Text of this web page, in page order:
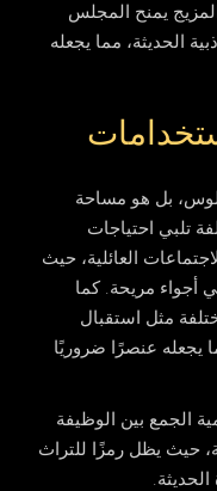
المزيج يمنح المجلس
الحديثة، مما يجعله
بل هو مساحة
تلبي احتياجات
العائلية، حيث
أجواء مريحة. كما
مثل استقبال
يجعله عنصرًا ضروريًا
الجمع بين الوظيفة
حيث يظل رمزًا للتراث